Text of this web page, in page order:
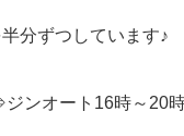
分ずつしています♪
ンオート16時～20